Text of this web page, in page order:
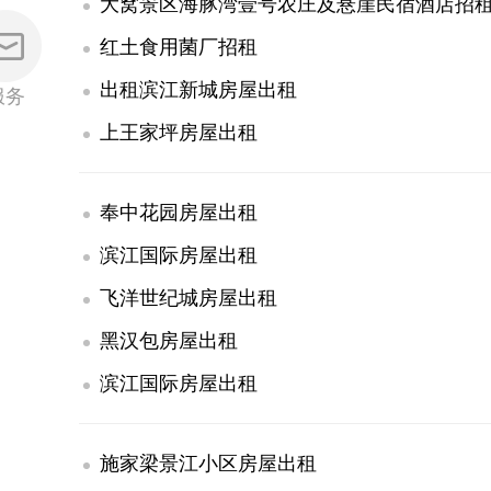
务
大窝景区海豚湾壹号农庄及悬崖民宿酒店招
红土食用菌厂招租
出租滨江新城房屋出租
上王家坪房屋出租
奉中花园房屋出租
滨江国际房屋出租
飞洋世纪城房屋出租
黑汉包房屋出租
滨江国际房屋出租
施家梁景江小区房屋出租